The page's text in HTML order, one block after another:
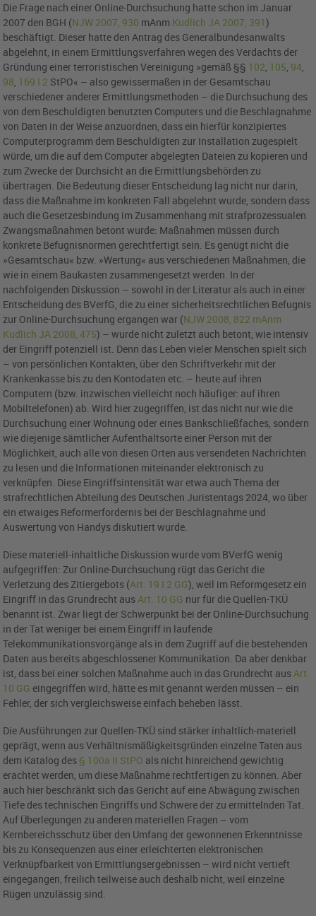
Die Frage nach einer Online-Durchsuchung hatte schon im Januar
2007 den BGH (NJW 2007, 930 mAnm Kudlich JA 2007, 391)
beschäftigt. Dieser hatte den Antrag des Generalbundesanwalts
abgelehnt, in einem Ermittlungsverfahren wegen des Verdachts der
Gründung einer terroristischen Vereinigung »gemäß §§ 102, 105,94,
98, 169 I 2 StPO« – also gewissermaßen in der Gesamtschau
verschiedener anderer Ermittlungsmethoden – die Durchsuchung des
von dem Beschuldigten benutzten Computers und die Beschlagnahme
von Daten in der Weise anzuordnen, dass ein hierfür konzipiertes
Computerprogramm dem Beschuldigten zur Installation zugespielt
würde, um die auf dem Computer abgelegten Dateien zu kopieren und
zum Zwecke der Durchsicht an die Ermittlungsbehörden zu
übertragen. Die Bedeutung dieser Entscheidung lag nicht nur darin,
dass die Maßnahme im konkreten Fall abgelehnt wurde, sondern dass
auch die Gesetzesbindung im Zusammenhang mit strafprozessualen
Zwangsmaßnahmen betont wurde: Maßnahmen müssen durch
konkrete Befugnisnormen gerechtfertigt sein. Es genügt nicht die
»Gesamtschau« bzw. »Wertung« aus verschiedenen Maßnahmen, die
wie in einem Baukasten zusammengesetzt werden. In der
nachfolgenden Diskussion – sowohl in der Literatur als auch in einer
Entscheidung des BVerfG, die zu einer sicherheitsrechtlichen Befugnis
zur Online-Durchsuchung ergangen war (NJW 2008, 822 mAnm
Kudlich JA 2008, 475) – wurde nicht zuletzt auch betont, wie intensiv
der Eingriff potenziell ist. Denn das Leben vieler Menschen spielt sich
– von persönlichen Kontakten, über den Schriftverkehr mit der
Krankenkasse bis zu den Kontodaten etc. – heute auf ihren
Computern (bzw. inzwischen vielleicht noch häufiger: auf ihren
Mobiltelefonen) ab. Wird hier zugegriffen, ist das nicht nur wie die
Durchsuchung einer Wohnung oder eines Bankschließfaches, sondern
wie diejenige sämtlicher Aufenthaltsorte einer Person mit der
Möglichkeit, auch alle von diesen Orten aus versendeten Nachrichten
zu lesen und die Informationen miteinander elektronisch zu
verknüpfen. Diese Eingriffsintensität war etwa auch Thema der
strafrechtlichen Abteilung des Deutschen Juristentags 2024, wo über
ein etwaiges Reformerfordernis bei der Beschlagnahme und
Auswertung von Handys diskutiert wurde.
Diese materiell-inhaltliche Diskussion wurde vom BVerfG wenig
aufgegriffen: Zur Online-Durchsuchung rügt das Gericht die
Verletzung des Zitiergebots (Art. 19 I 2 GG), weil im Reformgesetz ein
Eingriff in das Grundrecht ausArt. 10 GG nur für die Quellen-TKÜ
benannt ist. Zwar liegt der Schwerpunkt bei der Online-Durchsuchung
in der Tat weniger bei einem Eingriff in laufende
Telekommunikationsvorgänge als in dem Zugriff auf die bestehenden
Daten aus bereits abgeschlossener Kommunikation. Da aber denkbar
ist, dass bei einer solchen Maßnahme auch in das Grundrecht ausArt.
10 GG eingegriffen wird, hätte es mit genannt werden müssen – ein
Fehler, der sich vergleichsweise einfach beheben lässt.
Die Ausführungen zur Quellen-TKÜ sind stärker inhaltlich-materiell
geprägt, wenn aus Verhältnismäßigkeitsgründen einzelne Taten aus
dem Katalog des § 100a II StPO als nicht hinreichend gewichtig
erachtet werden, um diese Maßnahme rechtfertigen zu können. Aber
auch hier beschränkt sich das Gericht auf eine Abwägung zwischen
Tiefe des technischen Eingriffs und Schwere der zu ermittelnden Tat.
Auf Überlegungen zu anderen materiellen Fragen – vom
Kernbereichsschutz über den Umfang der gewonnenen Erkenntnisse
bis zu Konsequenzen aus einer erleichterten elektronischen
Verknüpfbarkeit von Ermittlungsergebnissen – wird nicht vertieft
eingegangen, freilich teilweise auch deshalb nicht, weil einzelne
Rügen unzulässig sind.